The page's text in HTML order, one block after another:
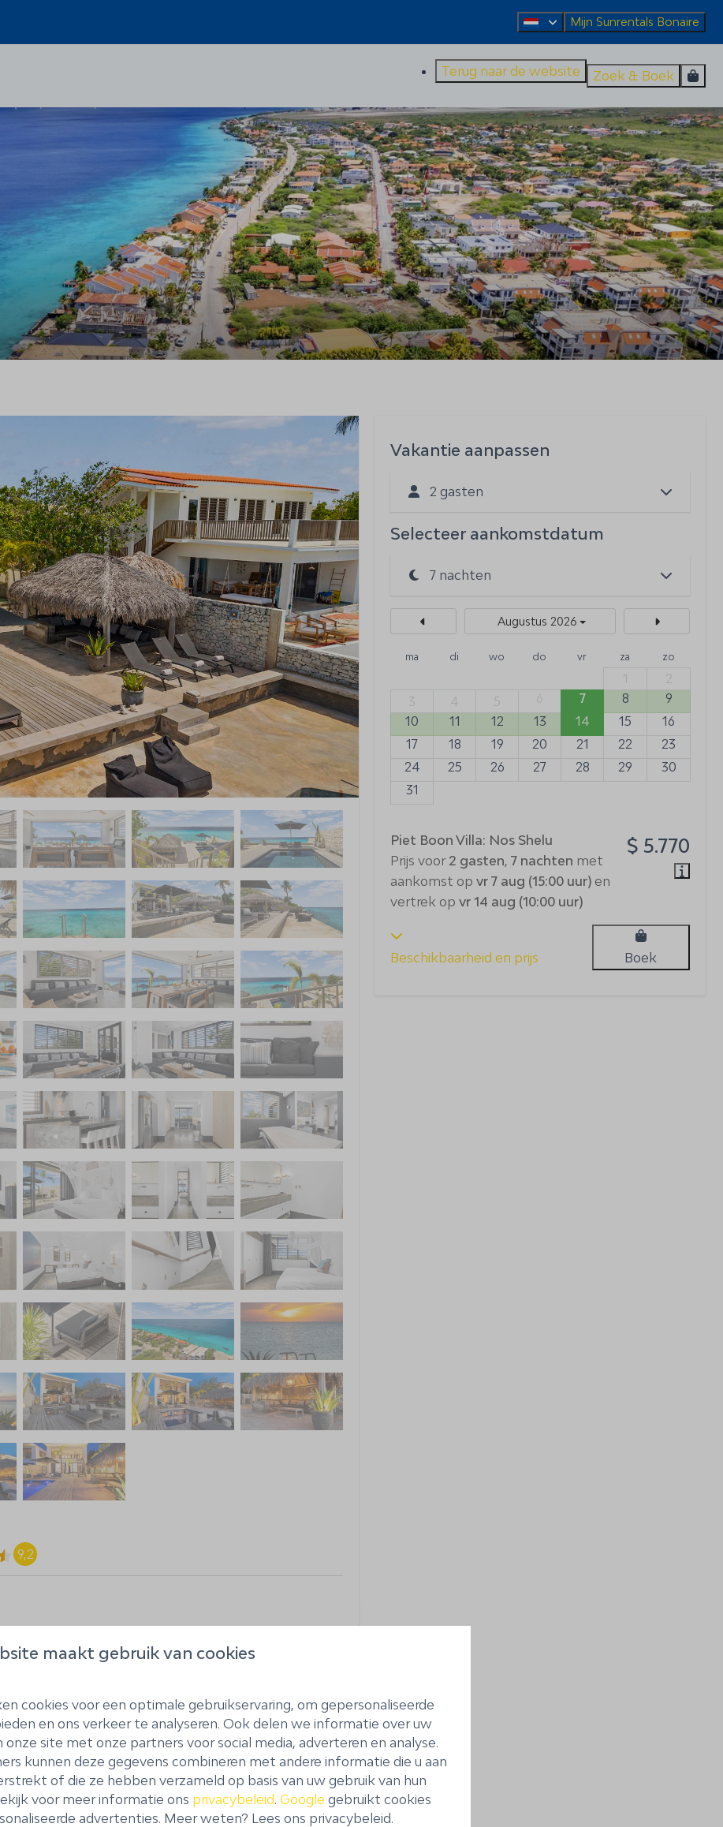
Mijn Sunrentals Bonaire
Terug naar de website Zoek & Boek
9,2
plekken
Faciliteiten
Strijkplank
Wasmachine
Smart TV
Wifi
Kluis
Strijkijzer
Toon meer ↓
Vakantie aanpassen
2 gasten
Selecteer aankomstdatum
Augustus 2026
ma di wo do vr za zo
1
2
3
4 5 6 7 8
9
10
11 12 13 14 15
16
17
18 19 20 21 22
23
24
25 26 27 28 29
30
31
$ 5.770
Piet Boon Villa: Nos Shelu
Prijs voor 2 gasten, 7 nachten met
aankomst op vr 7 aug (15:00 uur) en
vertrek op vr 14 aug (10:00 uur)
Beschikbaarheid en prijs Boek
maakt gebruik van cookies
cookies voor een optimale gebruikservaring, om gepersonaliseerde
en ons verkeer te analyseren. Ook delen we informatie over uw
onze site met onze partners voor social media, adverteren en analyse.
kunnen deze gegevens combineren met andere informatie die u aan
of die ze hebben verzameld op basis van uw gebruik van hun
voor meer informatie ons privacybeleid. Google gebruikt cookies
advertenties. Meer weten? Lees ons privacybeleid.